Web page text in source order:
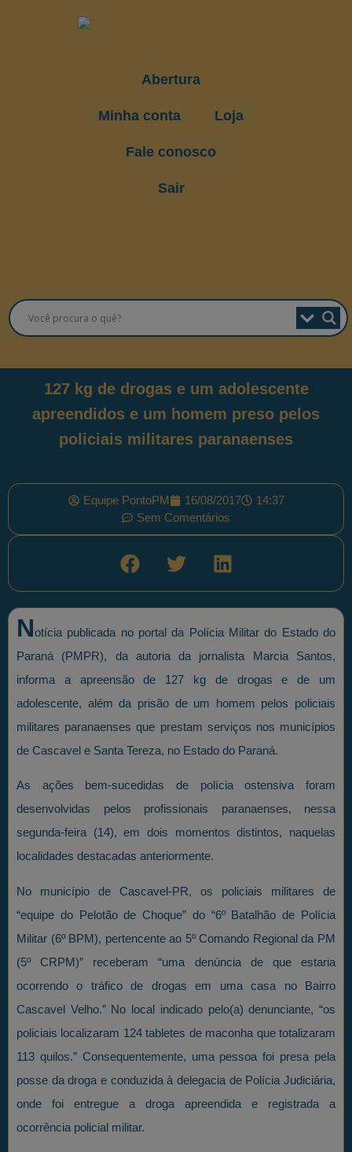
Abertura
Minha conta Loja
Fale conosco
Sair
127 kg de drogas e um adolescente
apreendidos e um homem preso pelos
policiais militares paranaenses
Equipe PontoPM 16/08/2017
14:37
Sem Comentários
Notícia publicada no portal da Polícia Militar do Estado do
Paraná (PMPR), da autoria da jornalista Marcia Santos,
informa a apreensão de 127 kg de drogas e de um
adolescente, além da prisão de um homem pelos policiais
militares paranaenses que prestam serviços nos municípios
de Cascavel e Santa Tereza, no Estado do Paraná.
As ações bem-sucedidas de polícia ostensiva foram
desenvolvidas pelos profissionais paranaenses, nessa
segunda-feira (14), em dois momentos distintos, naquelas
localidades destacadas anteriormente.
No município de Cascavel-PR, os policiais militares de
“equipe do Pelotão de Choque” do “6º Batalhão de Polícia
Militar (6º BPM), pertencente ao 5º Comando Regional da PM
(5º CRPM)” receberam “uma denúncia de que estaria
ocorrendo o tráfico de drogas em uma casa no Bairro
Cascavel Velho.” No local indicado pelo(a) denunciante, “os
policiais localizaram 124 tabletes de maconha que totalizaram
113 quilos.” Consequentemente, uma pessoa foi presa pela
posse da droga e conduzida à delegacia de Polícia Judiciária,
onde foi entregue a droga apreendida e registrada a
ocorrência policial militar.